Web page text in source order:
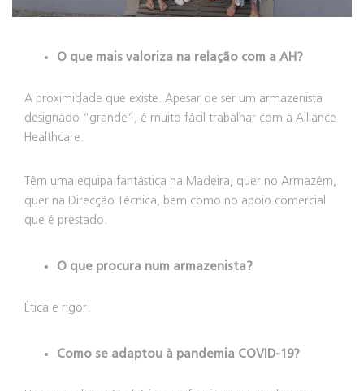
O que mais valoriza na relação com a AH?
A proximidade que existe. Apesar de ser um armazenista
designado “grande”, é muito fácil trabalhar com a Alliance
Healthcare.
Têm uma equipa fantástica na Madeira, quer no Armazém,
quer na Direcção Técnica, bem como no apoio comercial
que é prestado.
O que procura num armazenista?
Ética e rigor.
Como se adaptou à pandemia COVID-19?